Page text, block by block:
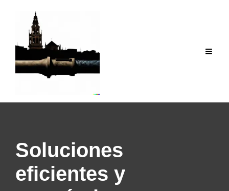
contenido
Soluciones
eficientes y